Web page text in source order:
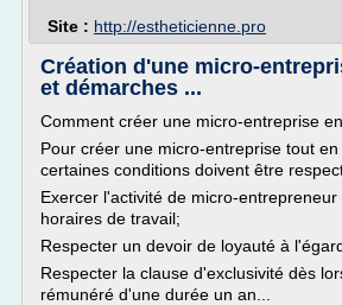
Site : http://estheticienne.pro
Création d'une micro-
et démarches ...
Comment créer une micro-entreprise
Pour créer une micro-entreprise tout en
certaines conditions doivent être
Exercer l'activité de micro-
horaires de travail;
Respecter un devoir de loyauté à
Respecter la clause d'exclusivité dès
rémunéré d'une durée un an...